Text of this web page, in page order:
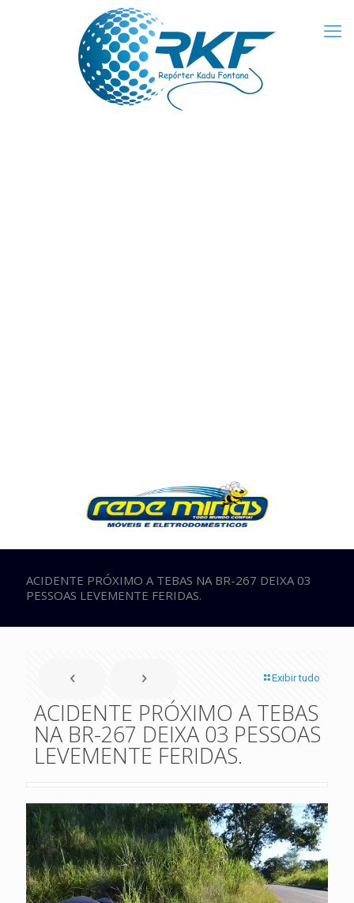
ACIDENTE PRÓXIMO A TEBAS NA BR-267 DEIXA 03
PESSOAS LEVEMENTE FERIDAS.
Exibir tudo
ACIDENTE PRÓXIMO A TEBAS
NA BR-267 DEIXA 03 PESSOAS
LEVEMENTE FERIDAS.